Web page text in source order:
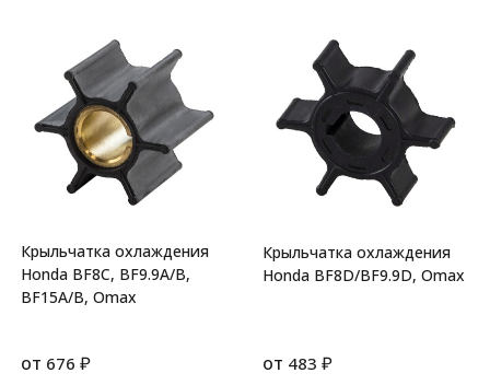
Крыльчатка охлаждения
Honda BF8C, BF9.9A/B,
BF15A/B, Omax
от 676 ₽
Крыльчатка охлаждения
Honda BF8D/BF9.9D, Omax
от 483 ₽